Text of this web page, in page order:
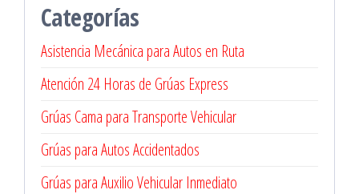
Categorías
Asistencia Mecánica para Autos en Ruta
Atención 24 Horas de Grúas Express
Grúas Cama para Transporte Vehicular
Grúas para Autos Accidentados
Grúas para Auxilio Vehicular Inmediato